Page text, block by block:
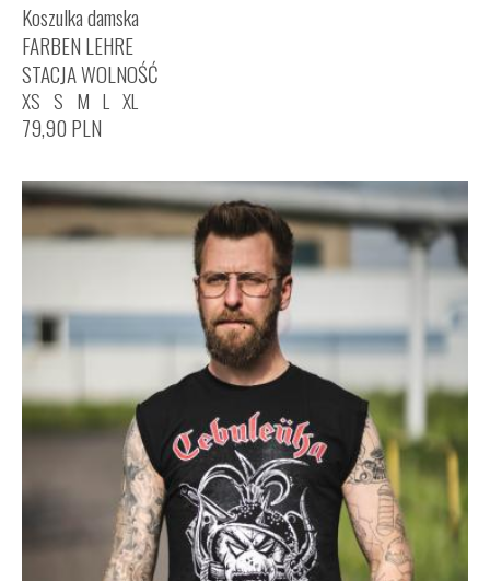
Koszulka damska
FARBEN LEHRE
STACJA WOLNOŚĆ
XS S M L XL
79,90 PLN